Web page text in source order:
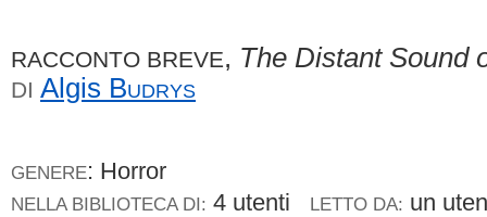
RACCONTO BREVE, The Distant Sound
DI Algis Budrys
GENERE: Horror
NELLA BIBLIOTECA DI: 4 utenti LETTO DA: un